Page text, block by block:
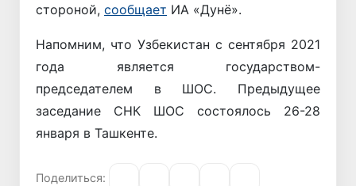
стороной, сообщает ИА «Дунё».
Напомним, что Узбекистан с сентября 2021
года является государством-
председателем в ШОС. Предыдущее
заседание СНК ШОС состоялось 26-28
января в Ташкенте.
Поделиться: